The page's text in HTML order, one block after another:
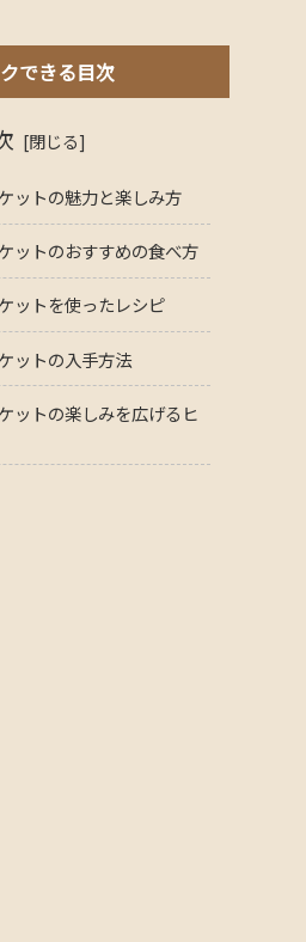
できる目次
ットの魅力と楽しみ方
ットのおすすめの食べ方
ットを使ったレシピ
ットの入手方法
ットの楽しみを広げるヒ